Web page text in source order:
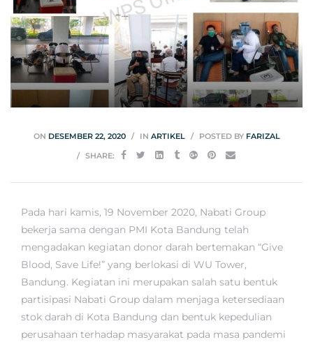
ON DESEMBER 22, 2020 IN ARTIKEL POSTED BY FARIZAL
SHARE:
Pada hari kamis, 19 November 2020, Nabati Group
bekerja sama dengan PMI Kota Bandung telah
mengadakan kegiatan donor darah bertemakan “Give
Blood, Save Life!” yang berlokasi di WU Tower,
Bandung. Kegiatan ini merupakan salah satu bentuk
partisipasi Nabati Group dalam menjaga ketersediaan
stok darah di Kota Bandung dan bentuk kepedulian
perusahaan terhadap masyarakat pada masa pandemi